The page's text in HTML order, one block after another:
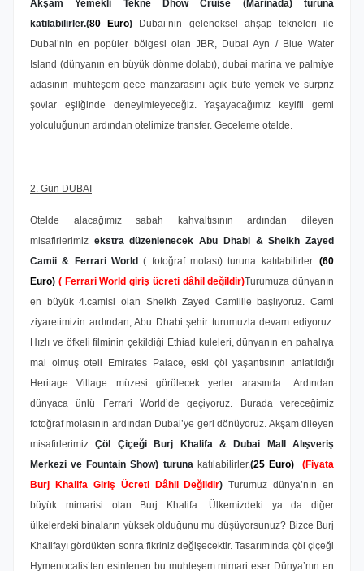
Akşam Yemekli Tekne Dhow Cruise (Marinada) turuna
katılabilirler.(80 Euro)
Dubai’nin geleneksel ahşap tekneleri ile
Dubai’nin en popüler bölgesi olan JBR, Dubai Ayn / Blue Water
Island (dünyanın en büyük dönme dolabı), dubai marina ve palmiye
adasının muhteşem gece manzarasını açık büfe yemek ve sürpriz
şovlar eşliğinde deneyimleyeceğiz. Yaşayacağımız keyifli gemi
yolculuğunun ardından otelimize transfer. Geceleme otelde.
2. Gün DUBAI
Otelde alacağımız sabah kahvaltısının ardından dileyen
misafirlerimiz ekstra düzenlenecek Abu Dhabi & Sheikh Zayed
Camii & Ferrari World( fotoğraf molası) turuna katılabilirler.(60
Euro) ( Ferrari World giriş ücreti dâhil değildir)Turumuza dünyanın
en büyük 4.camisi olan Sheikh Zayed Camiiile başlıyoruz. Cami
ziyaretimizin ardından, Abu Dhabi şehir turumuzla devam ediyoruz.
Hızlı ve öfkeli filminin çekildiği Ethiad kuleleri, dünyanın en pahalıya
mal olmuş oteli Emirates Palace, eski çöl yaşantısının anlatıldığı
Heritage Village müzesi görülecek yerler arasında.. Ardından
dünyaca ünlü Ferrari World’de geçiyoruz. Burada vereceğimiz
fotoğraf molasının ardından Dubai’ye geri dönüyoruz. Akşam dileyen
misafirlerimizÇöl Çiçeği Burj Khalifa & Dubai Mall Alışveriş
Merkezi ve Fountain Show) turuna katılabilirler.(25 Euro)
(Fiyata
Burj Khalifa Giriş Ücreti Dâhil Değildir)Turumuz dünya’nın en
büyük mimarisi olan Burj Khalifa. Ülkemizdeki ya da diğer
ülkelerdeki binaların yüksek olduğunu mu düşüyorsunuz? Bizce Burj
Khalifayı gördükten sonra fikriniz değişecektir. Tasarımında çöl çiçeği
Hymenocalis’ten esinlenen bu muhteşem mimari eser Dünya’nın en